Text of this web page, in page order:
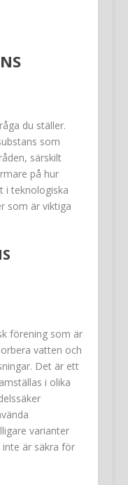
du ställer.
som
särskilt
på hur
i teknologiska
som är viktiga
förening som är
vatten och
Det är ett
i olika
varianter
är säkra för